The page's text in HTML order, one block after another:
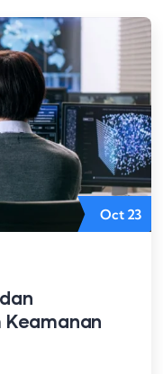
Oct 23
Keamanan